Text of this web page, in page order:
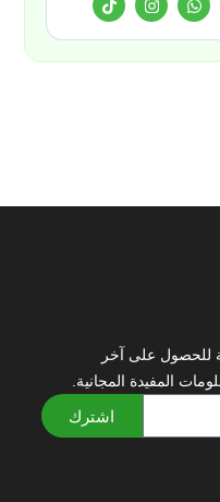
للحصول على آخر
المفيدة المجانية.
اشترك